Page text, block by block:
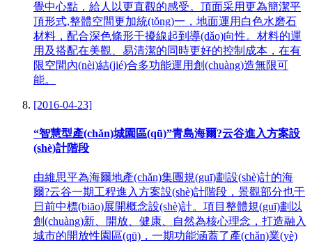
覺中心點，給人以更直觀的感受。頂面采用更為簡潔平
頂形式,整體空間更加統(tǒng)一，地面運用白色水磨石
材料，配合深色條形干擾線起到導(dǎo)向性。材料的運
用及搭配在美觀、易清潔的同時更好的控制成本，在有
限空間內(nèi)結(jié)合多功能運用創(chuàng)造無限可
能。
[2016-04-23]
“智慧型產(chǎn)城園區(qū)”青島海爾?云谷進入方案設
(shè)計階段
由維思平為海爾地產(chǎn)集團規(guī)劃設(shè)計的海
爾?云谷一期工程進入方案設(shè)計階段，景觀部分也于
日前中標(biāo)展開概念設(shè)計。項目整體規(guī)劃以
創(chuàng)新、開放、健康、自然為核心理念，打造融入
城市的開放性園區(qū)，一期功能涵蓋了產(chǎn)業(yè)